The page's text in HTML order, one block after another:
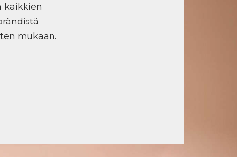
kaikkien
mukaan.